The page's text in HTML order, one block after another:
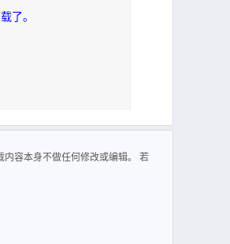
了。
容本身不做任何修改或编辑。 若